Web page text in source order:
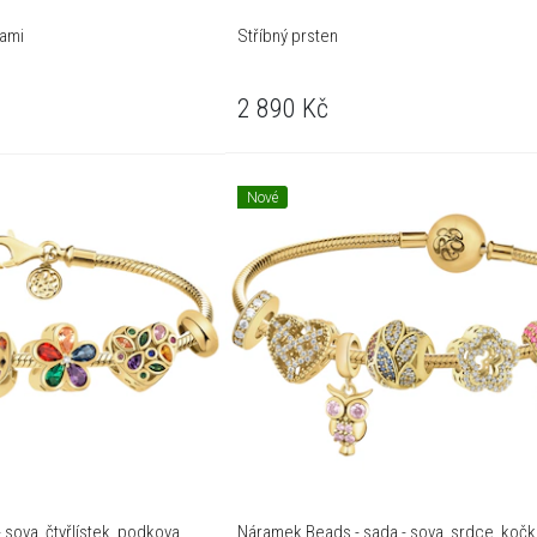
Stříbný prsten
2 890 Kč
čtyřlístek, podkova,
Nové
Náramek Beads - sada - sova, srdce,